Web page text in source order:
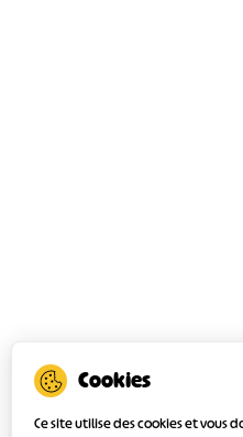
Ce site utilise des cookies et vous